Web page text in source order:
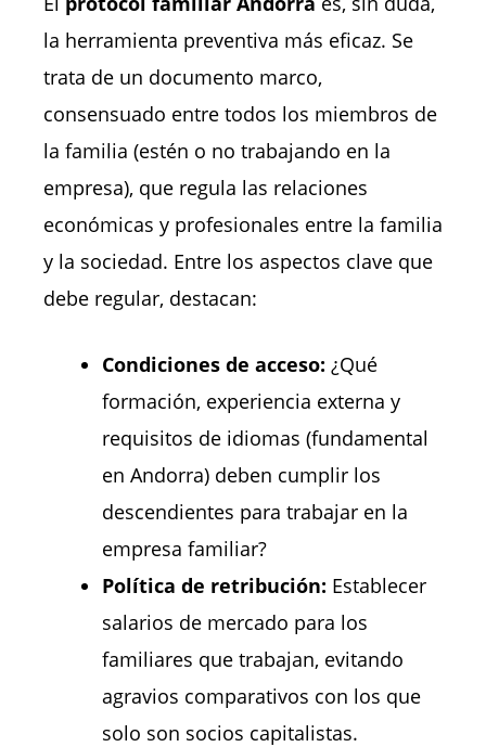
la herramienta preventiva más eficaz. Se
trata de un documento marco,
consensuado entre todos los miembros de
la familia (estén o no trabajando en la
empresa), que regula las relaciones
económicas y profesionales entre la familia
y la sociedad. Entre los aspectos clave que
debe regular, destacan:
Condiciones de acceso: ¿Qué
formación, experiencia externa y
requisitos de idiomas (fundamental
en Andorra) deben cumplir los
descendientes para trabajar en la
empresa familiar?
Política de retribución: Establecer
salarios de mercado para los
familiares que trabajan, evitando
agravios comparativos con los que
solo son socios capitalistas.